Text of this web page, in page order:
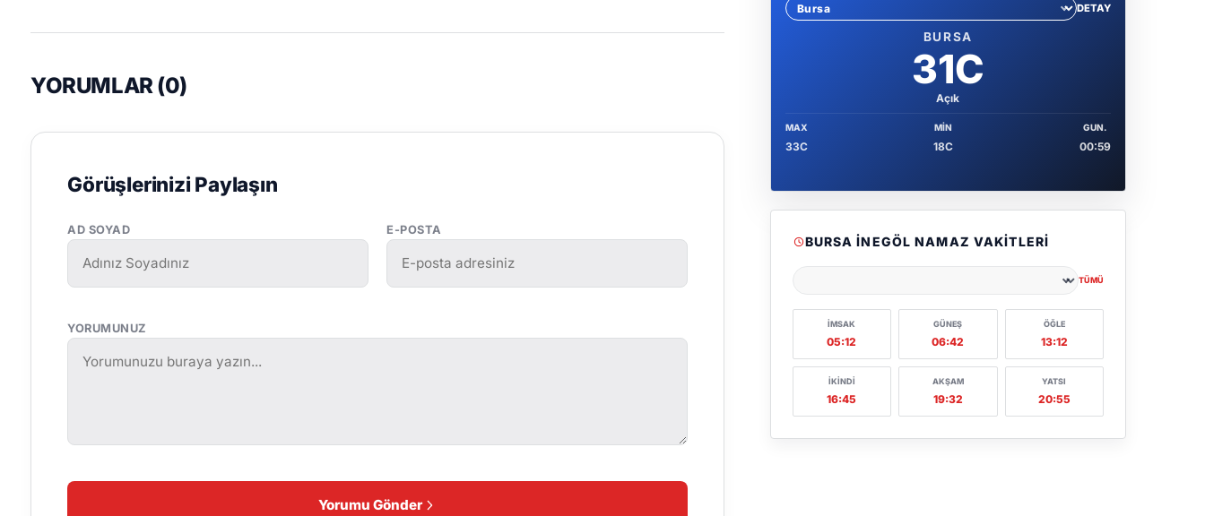
YORUMLAR (0)
Görüşlerinizi Paylaşın
AD SOYAD E-POSTA
YORUMUNUZ
Yorumu Gönder
Sehir sec
DETAY
BURSA
31C
Açık
MAX
33C
MIN
18C
GUN.
00:59
BURSA İNEGÖL NAMAZ VAKITLERI
TÜMÜ
İMSAK
05:12
GÜNEŞ
06:42
ÖĞLE
13:12
İKINDI
16:45
AKŞAM
19:32
YATSI
20:55